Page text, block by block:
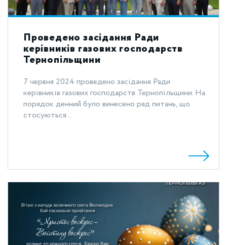
Проведено засідання Ради
керівників газових господарств
Тернопільщини
7 червня 2024 проведено засідання Ради
керівників газових господарств Тернопільщини. На
порядок денний було винесено ряд питань, що
стосуються...